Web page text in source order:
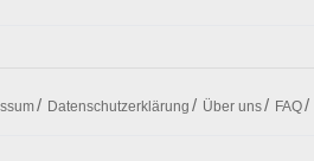
Datenschutzerklärung Über uns FAQ